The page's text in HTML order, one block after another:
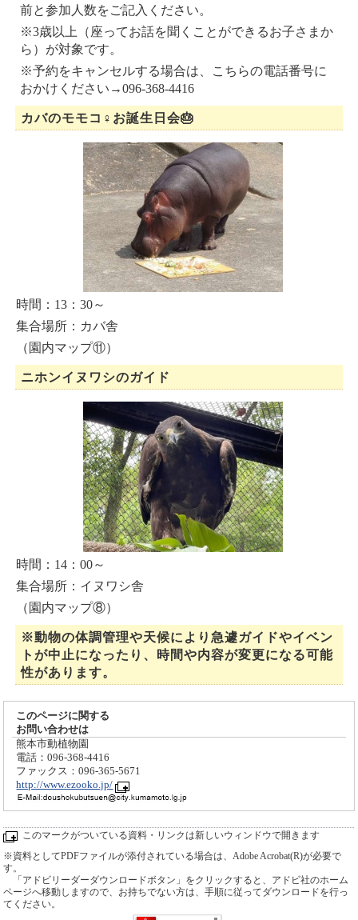
前と参加人数をご記入ください。
※3歳以上（座ってお話を聞くことができるお子さまか
ら）が対象です。
※予約をキャンセルする場合は、こちらの電話番号に
おかけください→096-368-4416
カバのモモコ♀お誕生日会🎂
時間：13：30～
集合場所：カバ舎
（園内マップ⑪）
ニホンイヌワシのガイド
時間：14：00～
集合場所：イヌワシ舎
（園内マップ⑧）
※動物の体調管理や天候により急遽ガイドやイベン
トが中止になったり、時間や内容が変更になる可能
性があります。
このページに関する
お問い合わせは
熊本市動植物園
電話：096-368-4416
ファックス：096-365-5671
http://www.ezooko.jp/
このマークがついている資料・リンクは新しいウィンドウで開きます
※資料としてPDFファイルが添付されている場合は、Adobe Acrobat(R)が必要で
す。
「アドビリーダーダウンロードボタン」をクリックすると、アドビ社のホーム
ページへ移動しますので、お持ちでない方は、手順に従ってダウンロードを行っ
てください。